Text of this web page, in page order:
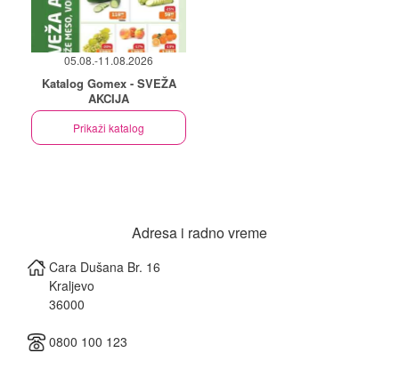
05.08.-11.08.2026
Katalog Gomex - SVEŽA
AKCIJA
Prikaži katalog
Adresa i radno vreme
Cara Dušana Br. 16
Kraljevo
36000
0800 100 123